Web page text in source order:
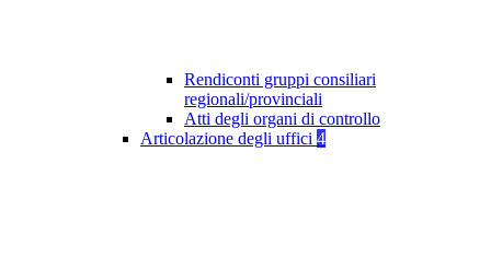
Rendiconti gruppi consiliari
regionali/provinciali
Atti degli organi di controllo
Articolazione degli uffici 4